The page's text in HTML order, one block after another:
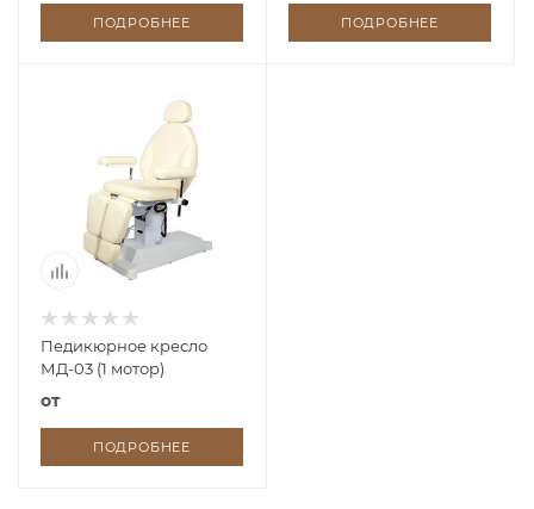
ПОДРОБНЕЕ ПОДРОБНЕЕ
Педикюрное кресло
МД-03 (1 мотор)
от
ПОДРОБНЕЕ